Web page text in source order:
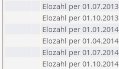
Elozahl per 01.07.2013
Elozahl per 01.10.2013
Elozahl per 01.01.2014
Elozahl per 01.04.2014
Elozahl per 01.07.2014
Elozahl per 01.10.2014